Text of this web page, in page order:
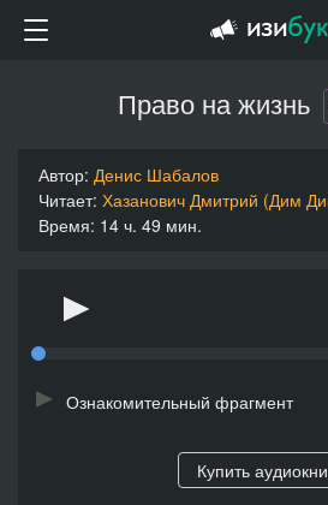
Право на жизнь
Автор: Денис Шабалов
Читает: Хазанович Дмитрий (Дим
Время: 14 ч. 49 мин.
Ознакомительный фрагмент
Купить